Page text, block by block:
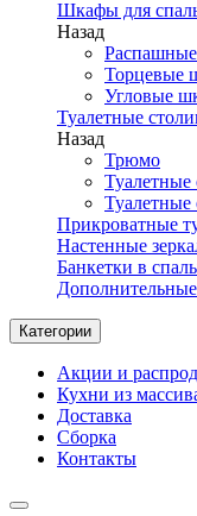
Шкафы для
Назад
Торцевые
Угловые
Туалетные
Назад
Трюмо
Туалетные
Туалетные
Прикроватные
Настенные
Банкетки в
Категории
Акции и
Кухни из
Доставка
Сборка
Контакты